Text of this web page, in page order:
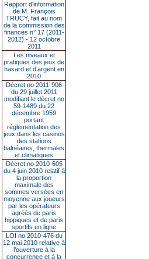
Rapport d'information
de M. François
TRUCY, fait au nom
de la commission des
finances n° 17 (2011-
2012) - 12 octobre
2011
Les niveaux et
pratiques des jeux de
hasard et d’argent en
2010
Décret no 2011-906
du 29 juillet 2011
modifiant le décret no
59-1489 du 22
décembre 1959
portant
réglementation des
jeux dans les casinos
des stations
balnéaires, thermales
et climatiques
Décret no 2010-605
du 4 juin 2010 relatif à
la proportion
maximale des
sommes versées en
moyenne aux joueurs
par les opérateurs
agréés de paris
hippiques et de paris
sportifs en ligne
LOI no 2010-476 du
12 mai 2010 relative à
l’ouverture à la
concurrence et à la